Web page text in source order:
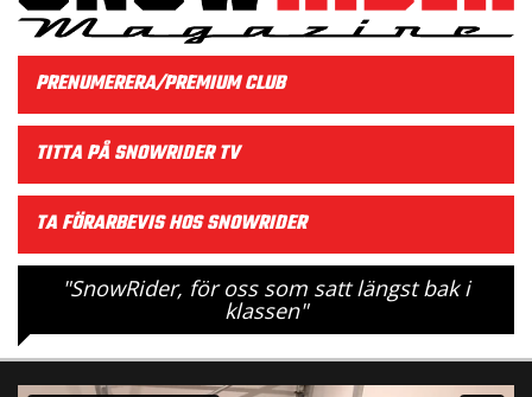
PRENUMERERA/PREMIUM CLUB
TITTA PÅ SNOWRIDER TV
TA FÖRARBEVIS HOS SNOWRIDER
"SnowRider, för oss som satt längst bak i
klassen"